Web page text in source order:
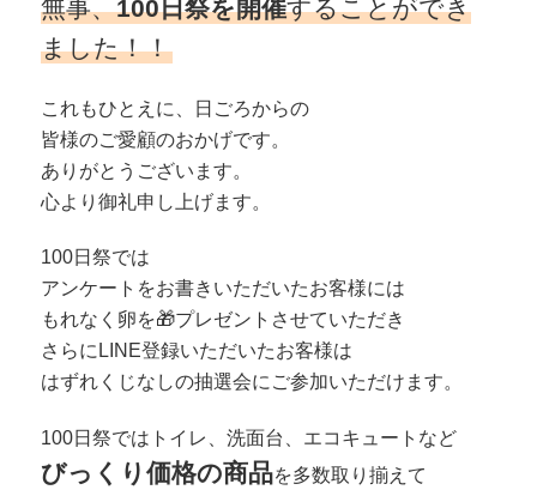
無事、100日祭を開催することができ
ました！！
これもひとえに、日ごろからの
皆様のご愛顧のおかげです。
ありがとうございます。
心より御礼申し上げます。
100日祭では
アンケートをお書きいただいたお客様には
もれなく卵を🎁プレゼントさせていただき
さらにLINE登録いただいたお客様は
はずれくじなしの抽選会にご参加いただけます。
100日祭ではトイレ、洗面台、エコキュートなど
びっくり価格の商品を多数取り揃えて